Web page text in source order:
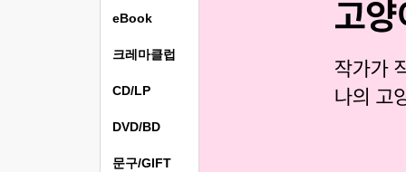
eBook
크레마클럽
CD/LP
DVD/BD
문구/GIFT